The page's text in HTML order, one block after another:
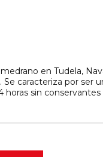
en Tudela,
. Se caracteriza por ser
sin conservantes